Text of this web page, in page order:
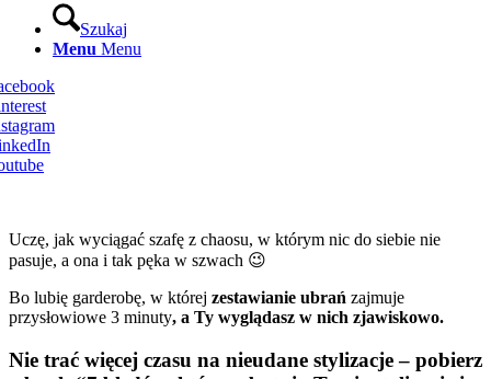
Szukaj
Menu Menu
Uczę, jak wyciągać szafę z chaosu, w którym nic do siebie nie
pasuje, a ona i tak pęka w szwach 😉
Bo lubię garderobę, w której zestawianie ubrań zajmuje
przysłowiowe 3 minuty, a Ty wyglądasz w nich zjawiskowo.
Nie trać więcej czasu na nieudane stylizacje – pobierz